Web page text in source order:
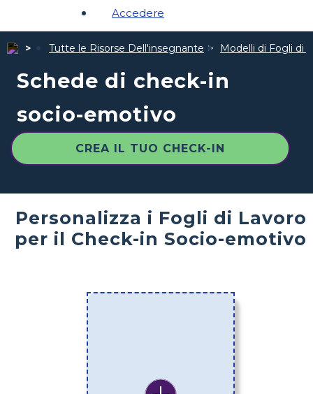
Accedere
Tutte le Risorse Dell'insegnante Modelli di Fogli di
Schede di check-in
socio-emotivo
CREA IL TUO CHECK-IN
Personalizza i Fogli di Lavoro
per il Check-in Socio-emotivo